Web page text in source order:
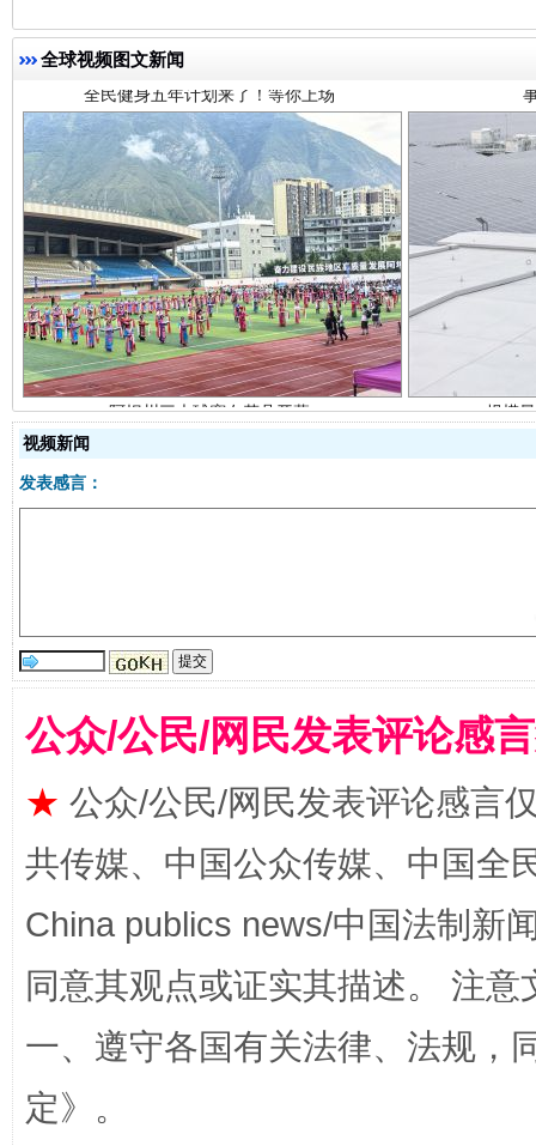
全球视频图文新闻
阿坝州三大球赛在茂县开幕 规模
扯下公款旅游的“隐身衣” 如何以
视频新闻
发表感言：
公众/公民/网民发表评论感
★ 公众/公民/网民发表评论感言
共传媒、中国公众传媒、中国全
China publics news/中国法制新
同意其观点或证实其描述。 注
一、遵守各国有关法律、法规，
定》。